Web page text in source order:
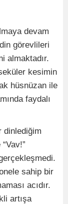
devam
görevlileri
almaktadır.
kesimin
hüsnüzan ile
faydalı
dinlediğim
sahip bir
acıdır.
artışa